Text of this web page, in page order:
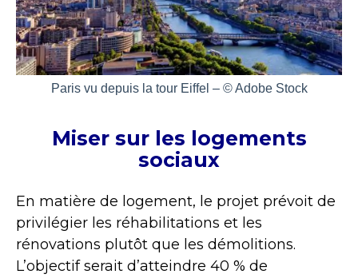
Paris vu depuis la tour Eiffel – © Adobe Stock
Miser sur les logements
sociaux
En matière de logement, le projet prévoit de
privilégier les réhabilitations et les
rénovations plutôt que les démolitions.
L’objectif serait d’atteindre 40 % de